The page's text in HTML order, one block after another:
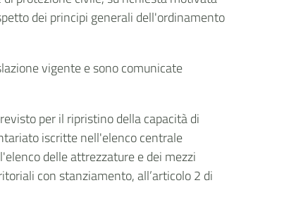
dei principi generali dell'ordinamento
vigente e sono comunicate
per il ripristino della capacità di
iscritte nell'elenco centrale
delle attrezzature e dei mezzi
con stanziamento, all’articolo 2 di